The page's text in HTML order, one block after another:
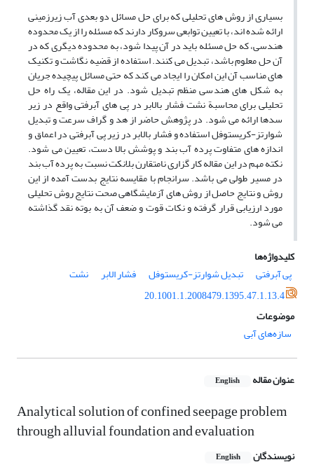
بسیاری از روش های تحلیلی که برای حل مسائل دو بعدی آب زیرزمینی
ارائه شده اند، با تعیین توابعی سروکار دارند که مسئله را از یک محدوده
هندسی، که حل مسئله باید در آن پیدا شود، به محدوده دیگری که در
آن حل معلوم باشد، تبدیل می کنند. استفاده از قضیه نگاشت و تکنیک
های مناسب آن این امکان را ایجاد می کند که حتی مسائل پیچیده جریان
به شکل های هندسی منظم تبدیل شود. در این مقاله، یک راه حل
تحلیلی برای محاسبة نشت فشار بالابر در پی های آبرفتی واقع در زیر
سدها ارائه می شود. در پژوهش حاضر از هد و گراف سرعت و تبدیل
شوارتز-کریستوفل استفاده و فشار بالابر در زیر پی آبرفتی در اعماق و
اندازه های متفاوت پرده آب بند و پوشش بالا دست، تعیین می شود.
نکته مهم در این مقاله کار گزاری نامتقارن بلانکت نسبت به پرده آب بند
در مسیر طولی می باشد. سرانجام با مقایسه نتایج بدست آمده از این
روش و نتایج حاصل از روش های آزمایشگاهی صحت نتایج روش تحلیلی
مورد ارزیابی قرار گرفته و نکات قوت و ضعف آن به بوته نقد گذاشته
می شود.
کلیدواژه‌ها
پی آبرفتی
تبدیل شوارتز-کریستوفل فشار الابر
نشت
20.1001.1.2008479.1395.47.1.13.4
موضوعات
سازه‌های آبی
عنوان مقاله English
Analytical solution of confined seepage problem
through alluvial foundation and evaluation
نویسندگان English